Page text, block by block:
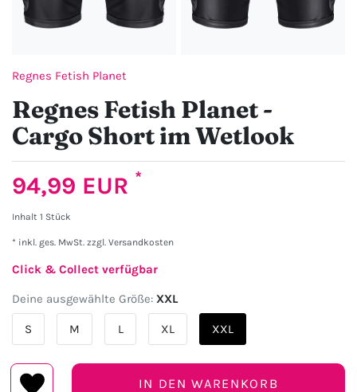
Regnes Fetish Planet
Regnes Fetish Planet -
Cargo Short im Wetlook
94,99 EUR *
Inhalt 1 Stück
* inkl. ges. MwSt. zzgl. Versandkosten
Click & Collect verfügbar
Deine ausgewählte Größe: XXL
S M L XL XXL
IN DEN WARENKORB